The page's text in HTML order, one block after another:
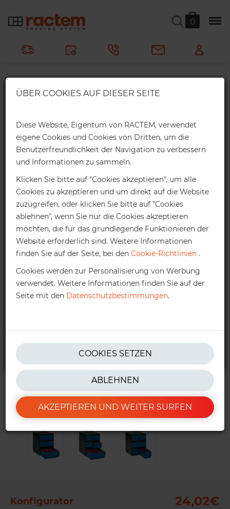
Ractem Organisation Schubladenbox
Vorrätig
Konfigurator 24,02€
0
Webshop-Rabatte
Erhalten Sie einen exklusiven Online-
Rabatt für Ihre Webshop-Bestellung:
Bis 1.000€ *
Online-Rabatt
Bis 2.000€ *
4%
Online-Rabatt
Höherer Auftragswert:
Ihnen ein persönliches Angebot zu unterbreiten.
kontakt@ractem.at
* Nettobestellwert (ohne MwSt.) Für weitere Informationen können
Sie unsere
nachlesen.
ÜBER COOKIES AUF DIESER SEITE
Diese Website, Eigentum von RACTEM, verwendet
eigene Cookies und Cookies von Dritten, um die
Benutzerfreundlichkeit der Navigation zu verbessern
und Informationen zu sammeln.
Klicken Sie bitte auf "Cookies akzeptieren", um alle
Cookies zu akzeptieren und um direkt auf die Website
zuzugreifen, oder klicken Sie bitte auf "Cookies
ablehnen", wenn Sie nur die Cookies akzeptieren
möchten, die für das grundlegende Funktionieren der
Website erforderlich sind. Weitere Informationen
finden Sie auf der Seite, bei den Cookie-Richtlinien .
Cookies werden zur Personalisierung von Werbung
verwendet. Weitere Informationen finden Sie auf der
Seite mit den Datenschutzbestimmungen.
COOKIES SETZEN
ABLEHNEN
AKZEPTIEREN UND WEITER SURFEN